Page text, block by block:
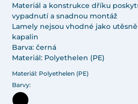
Materiál a konstrukce dříku
vypadnutí a snadnou montáž
Lamely nejsou vhodné jako
kapalin
Barva: černá
Materiál: Polyethelen (PE)
Materiál: Polyethelen (PE)
Barvy: